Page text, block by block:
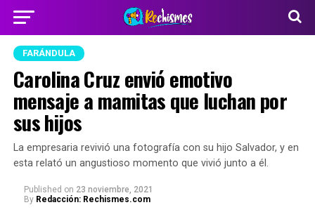
FARÁNDULA
Carolina Cruz envió emotivo
mensaje a mamitas que luchan por
sus hijos
La empresaria revivió una fotografía con su hijo Salvador, y en
esta relató un angustioso momento que vivió junto a él.
Published on 23 noviembre, 2021
By Redacción: Rechismes.com